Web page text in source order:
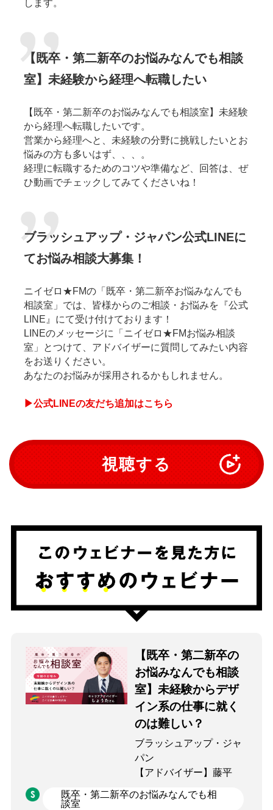
します。
【既卒・第二新卒のお悩みなんでも相談
室】未経験から経理へ転職したい
【既卒・第二新卒のお悩みなんでも相談室】未経験
から経理へ転職したいです。
営業から経理へと、未経験の分野に挑戦したいとお
悩みの方も多いはず、、、。
経理に転職するためのコツや準備など、回答は、ぜ
ひ動画でチェックしてみてくださいね！
ブラッシュアップ・ジャパン公式LINEに
てお悩み相談大募集！
ニイゼロ★FMの「既卒・第二新卒お悩みなんでも
相談室」では、皆様からのご相談・お悩みを『公式
LINE』にて受け付けております！
LINEのメッセージに「ニイゼロ★FMお悩み相談
室」とつけて、アドバイザーに質問してみたい内容
をお送りください。
あなたのお悩みが採用されるかもしれません。
▶公式LINEの友だち追加はこちら
視聴する
【既卒・第二新卒の
お悩みなんでも相談
室】未経験からデザ
イン系の仕事に就く
のは難しい？
ブラッシュアップ・ジャ
パン
【アドバイザー】藤平
既卒・第二新卒のお悩みなんでも相
談室